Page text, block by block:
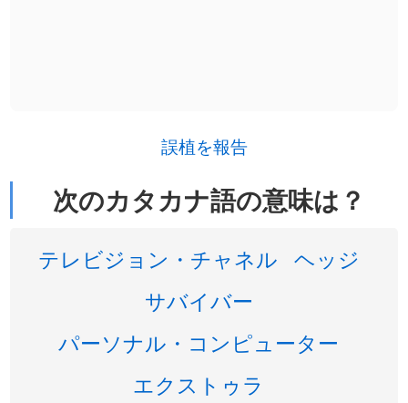
誤植を報告
次のカタカナ語の意味は？
テレビジョン・チャネル ヘッジ
サバイバー
パーソナル・コンピューター
エクストゥラ